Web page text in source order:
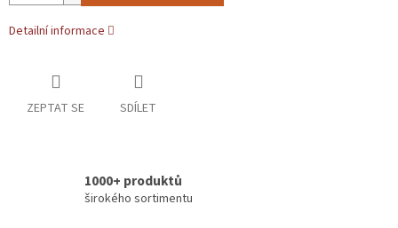
Detailní informace
ZEPTAT SE SDÍLET
1000+ produktů
širokého sortimentu